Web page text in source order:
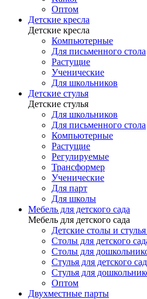
Оптом
Детские кресла
Детские кресла
Компьютерные
Для письменного стола
Растущие
Ученические
Для школьников
Детские стулья
Детские стулья
Для школьников
Для письменного стола
Компьютерные
Растущие
Регулируемые
Трансформер
Ученические
Для парт
Для школы
Мебель для детского сада
Мебель для детского сада
Детские столы и
Столы для детского
Столы для
Стулья для детского
Стулья для
Оптом
Двухместные парты